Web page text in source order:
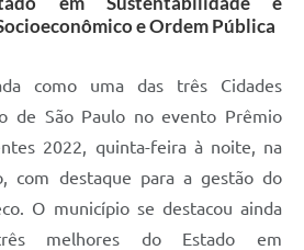
e Ordem Pública
como uma das três Cidades
de São Paulo no evento Prêmio
2022, quinta-feira à noite, na
com destaque para a gestão do
O município se destacou ainda
melhores do Estado em